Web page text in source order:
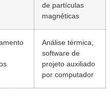
de partículas
magnéticas
Análise térmica,
software de
projeto auxiliado
por computador